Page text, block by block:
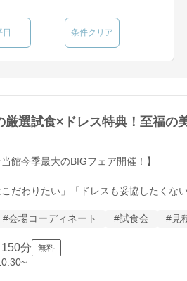
日 条件クリア
選試食×ドレス特典！至福の
館今季最大のBIGフェア開催！】
こだわりたい」「ドレスも妥協したくな
なフェアをご案内します。
#会場コーディネート #試食会 #見
分 無料